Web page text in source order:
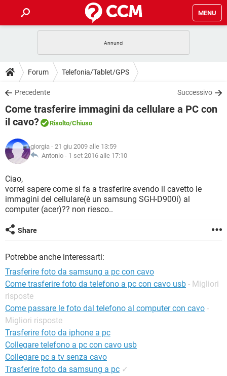
MENU
INTRATTENIMENTO ANDROID
iOS
INSTAGRAM WHATSAPP
TIKTOK
HARDWARE
GUIDE
COVID-19 GAMING
iOS
TIKTOK FACEBOOK
DOWNLOAD
COVID-19 GAMING
INTRATTENIMENTO
iOS
INSTAGRAM
TIKTOK
HARDWARE
FORUM
INTRATTENIMENTO ANDROID
INSTAGRAM WHATSAPP
TIKTOK FACEBOOK
GLOSSARIO
COVID-19
INTRATTENIMENTO
iOS WINDOWS 10
INSTAGRAM
TIKTOK
Forum Telefonia/Tablet/GPS
Precedente Successivo
Come trasferire immagini da cellulare a PC con
il cavo?
Risolto/Chiuso
giorgia - 21 giu 2009 alle 13:59
Antonio - 1 set 2016 alle 17:10
Ciao,
vorrei sapere come si fa a trasferire avendo il cavetto le
immagini del cellulare(è un samsung SGH-D900i) al
computer (acer)?? non riesco..
Share
Potrebbe anche interessarti:
Trasferire foto da samsung a pc con cavo
Come trasferire foto da telefono a pc con cavo usb - Migliori
risposte
Come passare le foto dal telefono al computer con cavo -
Migliori risposte
Trasferire foto da iphone a pc
Collegare telefono a pc con cavo usb
Collegare pc a tv senza cavo
Trasferire foto da samsung a pc ✓